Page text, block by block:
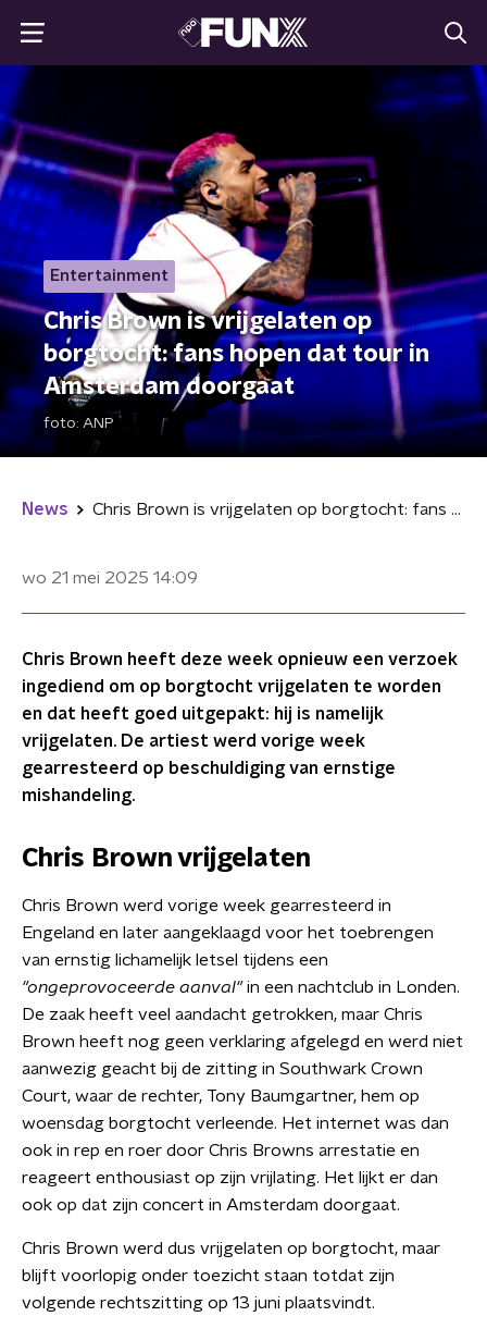
Entertainment
Chris Brown is vrijgelaten op
borgtocht: fans hopen dat tour in
Amsterdam doorgaat
foto: ANP
News Chris Brown is vrijgelaten op borgtocht: fans hopen dat tour in Amsterdam doorgaat
wo 21 mei 2025 14:09
Chris Brown heeft deze week opnieuw een verzoek
ingediend om op borgtocht vrijgelaten te worden
en dat heeft goed uitgepakt: hij is namelijk
vrijgelaten. De artiest werd vorige week
gearresteerd op beschuldiging van ernstige
mishandeling.
Chris Brown vrijgelaten
Chris Brown werd vorige week gearresteerd in
Engeland en later aangeklaagd voor het toebrengen
van ernstig lichamelijk letsel tijdens een
"ongeprovoceerde aanval"in een nachtclub in Londen.
De zaak heeft veel aandacht getrokken, maar Chris
Brown heeft nog geen verklaring afgelegd en werd niet
aanwezig geacht bij de zitting in Southwark Crown
Court, waar de rechter, Tony Baumgartner, hem op
woensdag borgtocht verleende. Het internet was dan
ook in rep en roer door Chris Browns arrestatie en
reageert enthousiast op zijn vrijlating. Het lijkt er dan
ook op dat zijn concert in Amsterdam doorgaat.
Chris Brown werd dus vrijgelaten op borgtocht, maar
blijft voorlopig onder toezicht staan totdat zijn
volgende rechtszitting op 13 juni plaatsvindt.